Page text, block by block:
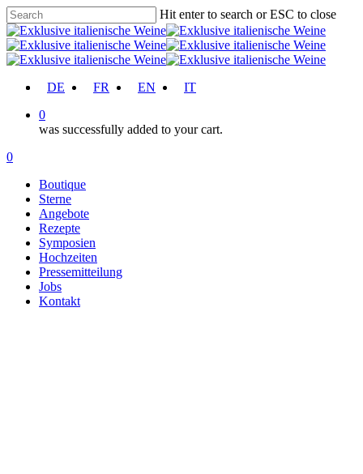
Skip
to
main
content
Hit enter to search or ESC to close
Close
Search
DE FR EN IT
0
was successfully added to your cart.
Menu
account
0
Boutique
Sterne
Angebote
Rezepte
Symposien
Hochzeiten
Pressemitteilung
Jobs
Kontakt